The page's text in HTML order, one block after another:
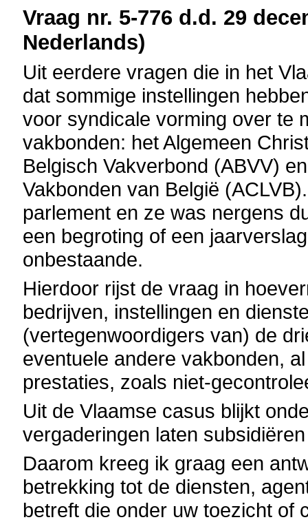
Vraag nr. 5-776 d.d. 29
Nederlands)
Uit eerdere vragen die in het
dat sommige instellingen
voor syndicale vorming over te
vakbonden: het Algemeen
Belgisch Vakverbond (ABVV)
Vakbonden van België
parlement en ze was nergens
een begroting of een
onbestaande.
Hierdoor rijst de vraag in
bedrijven, instellingen en
(vertegenwoordigers van) de
eventuele andere vakbonden,
prestaties, zoals niet-
Uit de Vlaamse casus blijkt
vergaderingen laten
Daarom kreeg ik graag een
betrekking tot de diensten,
betreft die onder uw toezicht of